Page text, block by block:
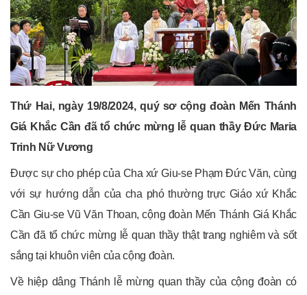
Thứ Hai, ngày 19/8/2024, quý sơ cộng đoàn Mến Thánh
Giá Khắc Cần đã tổ chức mừng lễ quan thầy Đức Maria
Trinh Nữ Vương
Được sự cho phép của Cha xứ Giu-se Phạm Đức Văn, cùng
với sự hướng dẫn của cha phó thường trực Giáo xứ Khắc
Cần Giu-se Vũ Văn Thoan, cộng đoàn Mến Thánh Giá Khắc
Cần đã tổ chức mừng lễ quan thầy thật trang nghiêm và sốt
sắng tại khuôn viên của cộng đoàn.
Về hiệp dâng Thánh lễ mừng quan thầy của cộng đoàn có